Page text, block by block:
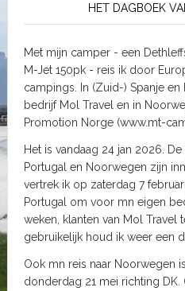
HET DAGBOEK
Met mijn camper - een
M-Jet 150pk - reis ik door
campings. In (Zuid-) Spanje
bedrijf Mol Travel en in
Promotion Norge (www.mt-
Het is vandaag 24 jan 2026.
Portugal en Noorwegen zijn
vertrek ik op zaterdag 7
Portugal om voor mn eigen
weken, klanten van Mol Travel
gebruikelijk houd ik weer een
Ook mn reis naar Noorwegen
donderdag 21 mei richting